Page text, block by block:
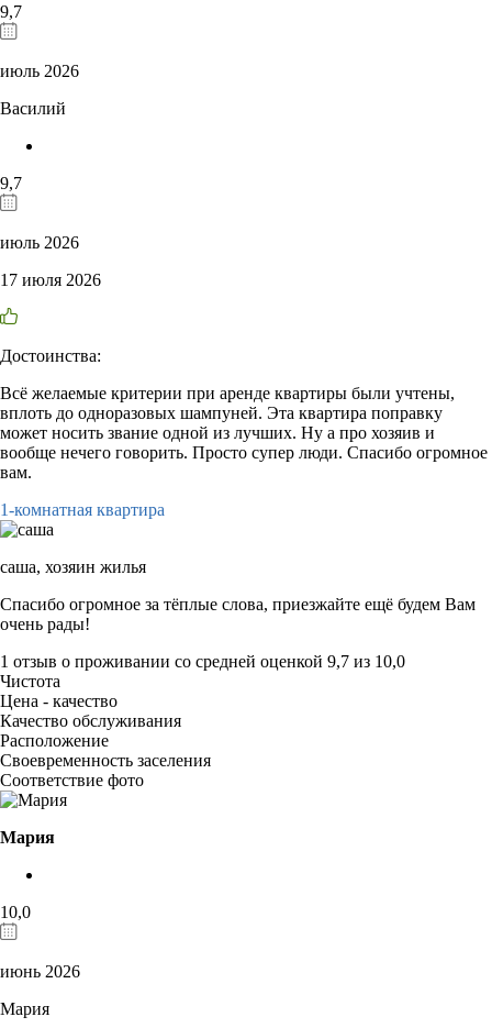
9,7
июль 2026
Василий
9,7
июль 2026
17 июля 2026
Достоинства:
Всё желаемые критерии при аренде квартиры были учтены,
вплоть до одноразовых шампуней. Эта квартира поправку
может носить звание одной из лучших. Ну а про хозяив и
вообще нечего говорить. Просто супер люди. Спасибо огромное
вам.
1-комнатная квартира
саша, хозяин жилья
Спасибо огромное за тёплые слова, приезжайте ещё будем Вам
очень рады!
1 отзыв о проживании со средней оценкой 9,7 из 10,0
Чистота
Цена - качество
Качество обслуживания
Расположение
Своевременность заселения
Соответствие фото
Мария
10,0
июнь 2026
Мария